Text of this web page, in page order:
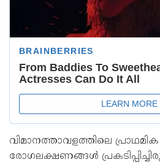
വിമാനത്താവളത്തിലെ
രോഗലക്ഷണങ്ങൾ